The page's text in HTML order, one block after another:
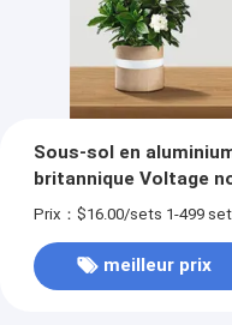
Sous-sol en
britannique Voltage
Prix：$16.00/sets 1-499
meilleur prix